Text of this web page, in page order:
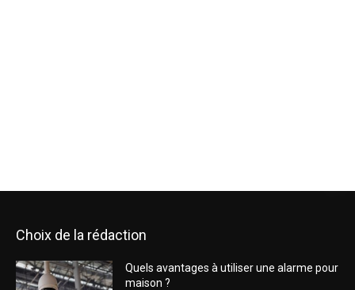
Choix de la rédaction
Quels avantages à utiliser une alarme pour
maison ?